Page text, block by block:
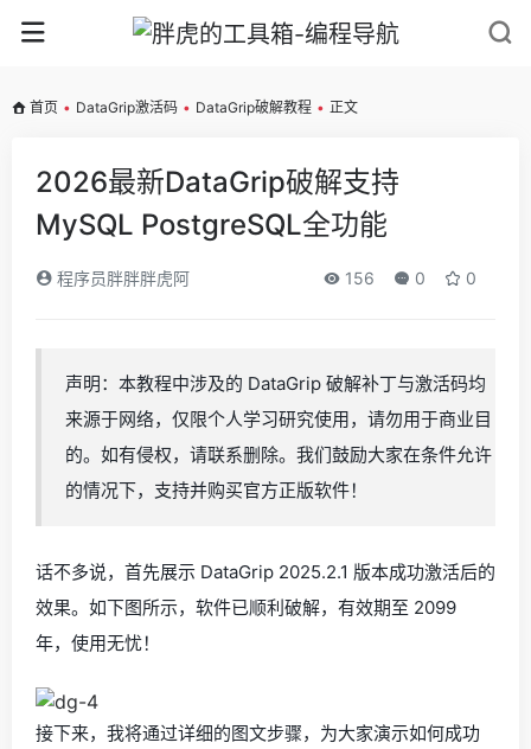
首页 • DataGrip激活码 • DataGrip破解教程 • 正文
2026最新DataGrip破解支持
MySQL PostgreSQL全功能
程序员胖胖胖虎阿 156 0 0
声明：本教程中涉及的 DataGrip 破解补丁与激活码均
来源于网络，仅限个人学习研究使用，请勿用于商业目
的。如有侵权，请联系删除。我们鼓励大家在条件允许
的情况下，支持并购买官方正版软件！
话不多说，首先展示 DataGrip 2025.2.1 版本成功激活后的
效果。如下图所示，软件已顺利破解，有效期至 2099
年，使用无忧！
接下来，我将通过详细的图文步骤，为大家演示如何成功